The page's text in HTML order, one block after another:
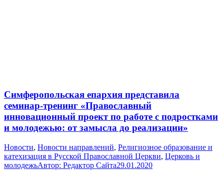
Симферопольская епархия представила
семинар-тренинг «Православный
инновационный проект по работе с подростками
и молодежью: от замысла до реализации»
Новости, Новости направлений, Религиозное образование и
катехизация в Русской Православной Церкви, Церковь и
молодежьАвтор: Редактор Сайта29.01.2020